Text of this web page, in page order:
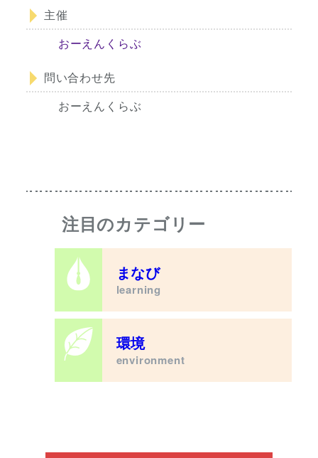
主催
おーえんくらぶ
問い合わせ先
おーえんくらぶ
注目のカテゴリー
まなび
learning
環境
environment